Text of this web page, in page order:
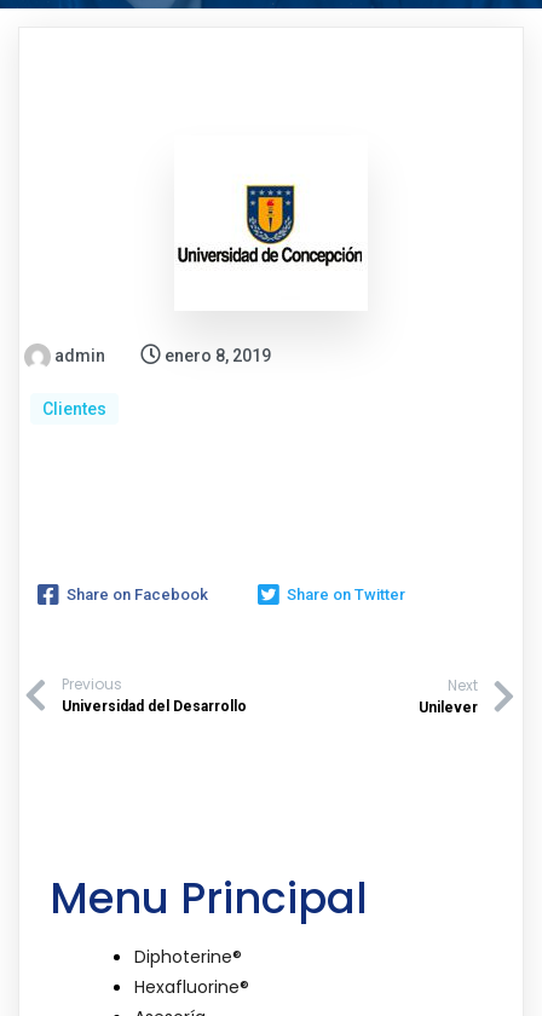
admin enero 8, 2019
Clientes
Share on Facebook Share on Twitter
Previous
Universidad del Desarrollo
Next
Unilever
Menu Principal
Diphoterine®
Hexafluorine®